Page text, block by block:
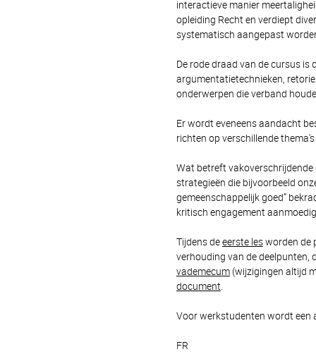
interactieve manier
opleiding Recht en verdiept
systematisch aangepast
De rode draad van de cursus is
argumentatietechnieken,
onderwerpen die verband
Er wordt eveneens aandacht
richten op verschillende
Wat betreft
strategieën die bijvoorbeeld
gemeenschappelijk goed”
kritisch engagement
Tijdens deeerste lesworden de
verhouding van de deelpunten,
vademecum(wijzigingen altijd
document
Voor werkstudenten wordt een
FR